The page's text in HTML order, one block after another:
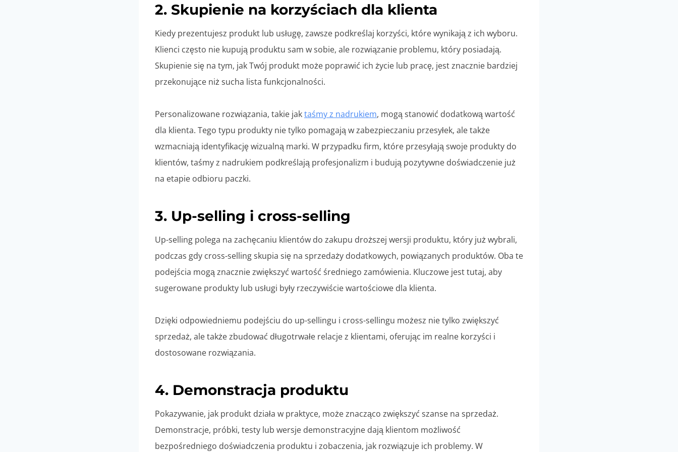
2. Skupienie na korzyściach dla klienta
Kiedy prezentujesz produkt lub usługę, zawsze podkreślaj korzyści, które wynikają z ich wyboru.
Klienci często nie kupują produktu sam w sobie, ale rozwiązanie problemu, który posiadają.
Skupienie się na tym, jak Twój produkt może poprawić ich życie lub pracę, jest znacznie bardziej
przekonujące niż sucha lista funkcjonalności.
Personalizowane rozwiązania, takie jaktaśmy z nadrukiem, mogą stanowić dodatkową wartość
dla klienta. Tego typu produkty nie tylko pomagają w zabezpieczaniu przesyłek, ale także
wzmacniają identyfikację wizualną marki. W przypadku firm, które przesyłają swoje produkty do
klientów, taśmy z nadrukiem podkreślają profesjonalizm i budują pozytywne doświadczenie już
na etapie odbioru paczki.
3. Up-selling i cross-selling
Up-selling polega na zachęcaniu klientów do zakupu droższej wersji produktu, który już wybrali,
podczas gdy cross-selling skupia się na sprzedaży dodatkowych, powiązanych produktów. Oba te
podejścia mogą znacznie zwiększyć wartość średniego zamówienia. Kluczowe jest tutaj, aby
sugerowane produkty lub usługi były rzeczywiście wartościowe dla klienta.
Dzięki odpowiedniemu podejściu do up-sellingu i cross-sellingu możesz nie tylko zwiększyć
sprzedaż, ale także zbudować długotrwałe relacje z klientami, oferując im realne korzyści i
dostosowane rozwiązania.
4. Demonstracja produktu
Pokazywanie, jak produkt działa w praktyce, może znacząco zwiększyć szanse na sprzedaż.
Demonstracje, próbki, testy lub wersje demonstracyjne dają klientom możliwość
bezpośredniego doświadczenia produktu i zobaczenia, jak rozwiązuje ich problemy. W